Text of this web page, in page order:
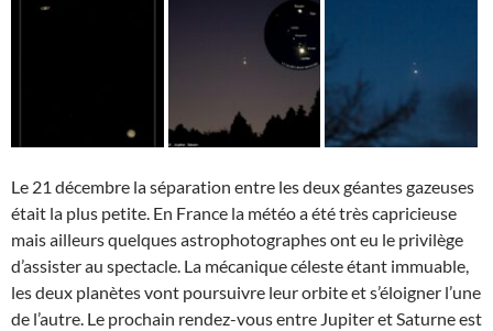
Le 21 décembre la séparation entre les deux géantes gazeuses
était la plus petite. En France la météo a été très capricieuse
mais ailleurs quelques astrophotographes ont eu le privilège
d’assister au spectacle. La mécanique céleste étant immuable,
les deux planètes vont poursuivre leur orbite et s’éloigner l’une
de l’autre. Le prochain rendez-vous entre Jupiter et Saturne est